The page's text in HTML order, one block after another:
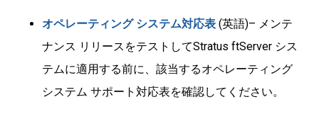
オペレーティング システム対応表 (英語)– メンテ
ナンス リリースをテストしてStratus ftServer シス
テムに適用する前に、該当するオペレーティング
システム サポート対応表を確認してください。